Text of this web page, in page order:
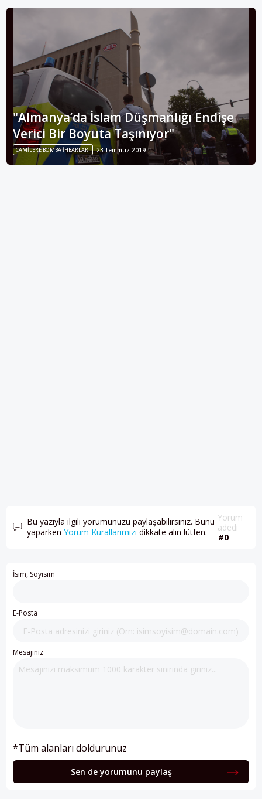
"Almanya’da İslam Düşmanlığı Endişe
Verici Bir Boyuta Taşınıyor"
CAMILERE BOMBA İHBARLARI 23 Temmuz 2019
Bu yazıyla ilgili yorumunuzu paylaşabilirsiniz. Bunu
yaparkenYorum Kurallarımızı dikkate alın lütfen.
Yorum
adedi
#0
İsim, Soyisim
E-Posta
Mesajınız
*Tüm alanları doldurunuz
Sen de yorumunu paylaş